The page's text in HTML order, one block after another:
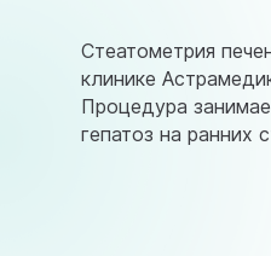
Стеатометрия
клинике
Процедура
гепатоз на ранних